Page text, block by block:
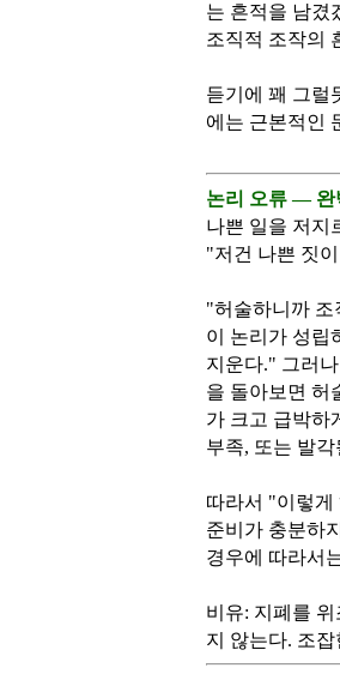
는 흔적을 남겼
조직적 조작의
듣기에 꽤 그럴
에는 근본적인
논리 오류 — 완
나쁜 일을 저지
"저건 나쁜 짓
"허술하니까 조
이 논리가 성립
지운다." 그러
을 돌아보면 허
가 크고 급박하
부족, 또는 발
따라서 "이렇게
준비가 충분하
경우에 따라서
비유: 지폐를
지 않는다. 조